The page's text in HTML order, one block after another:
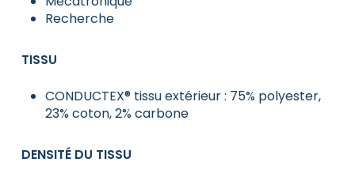
Recherche
TISSU
CONDUCTEX® tissu extérieur : 75% polyester,
23% coton, 2% carbone
DENSITÉ DU TISSU